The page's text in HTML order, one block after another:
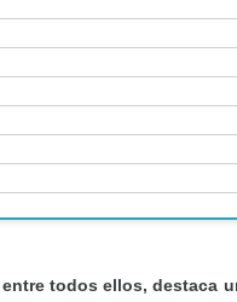
todos ellos, destaca